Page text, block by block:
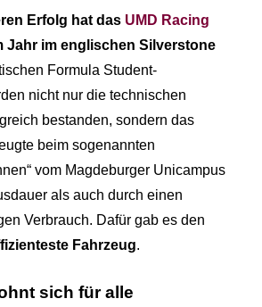
Erfolg hat das UMD Racing
Jahr im englischen Silverstone
Formula Student-
nicht nur die technischen
bestanden, sondern das
beim sogenannten
vom Magdeburger Unicampus
als auch durch einen
Verbrauch. Dafür gab es den
Fahrzeug.
sich für alle